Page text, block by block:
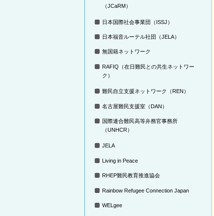
（JCaRM）
日本国際社会事業団（ISSJ）
日本福音ルーテル社団（JELA）
無国籍ネットワーク
RAFIQ（在日難民との共生ネットワー
ク）
難民自立支援ネットワーク（REN）
名古屋難民支援室（DAN）
国際連合難民高等弁務官事務所
（UNHCR）
JELA
Living in Peace
RHEP難民教育推進協会
Rainbow Refugee Connection Japan
WELgee